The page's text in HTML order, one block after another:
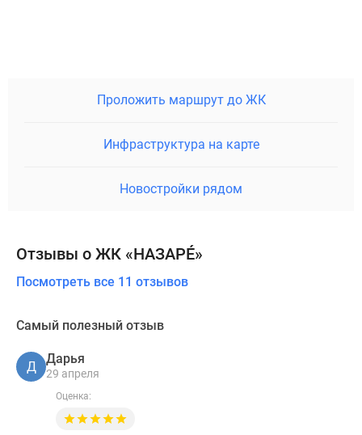
Проложить маршрут до ЖК
Инфраструктура на карте
Новостройки рядом
Отзывы о ЖК «НАЗАРÉ»
Посмотреть все 11 отзывов
Самый полезный отзыв
Д
Дарья
29 апреля
Оценка: